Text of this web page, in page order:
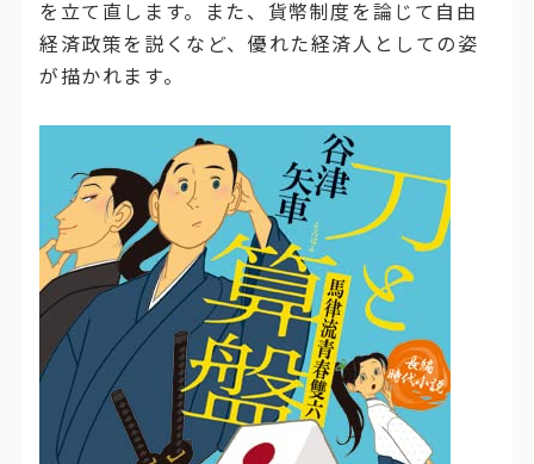
を立て直します。また、貨幣制度を論じて自由
経済政策を説くなど、優れた経済人としての姿
が描かれます。